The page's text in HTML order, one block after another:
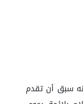
سبق أن تقدم